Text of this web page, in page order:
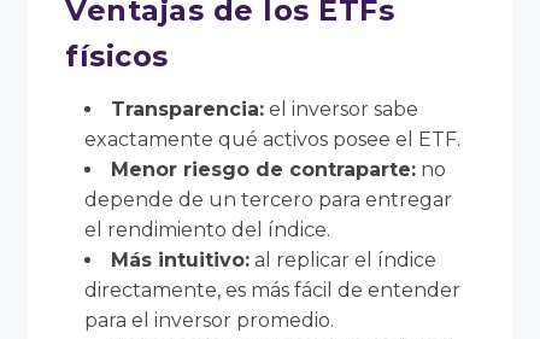
Ventajas de los ETFs
físicos
Transparencia: el inversor sabe
exactamente qué activos posee el ETF.
Menor riesgo de contraparte: no
depende de un tercero para entregar
el rendimiento del índice.
Más intuitivo: al replicar el índice
directamente, es más fácil de entender
para el inversor promedio.